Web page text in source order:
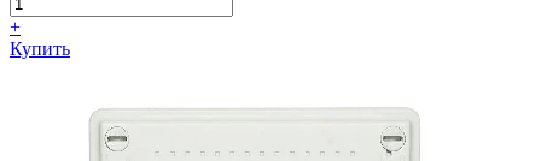
+
Купить